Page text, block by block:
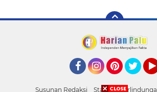
Susunan Redaksi Standar